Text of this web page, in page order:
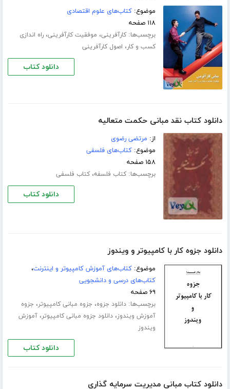
موضوع:کتاب‌های علوم اقتصادی
۱۱۸ صفحه
برچسب‌ها:کارآفرینی، موفقیت کارآفرینی،راه اندازی
کسب و کار، اصول کارآفرینی
دانلود کتاب
دانلود کتاب نقد مبانی حکمت متعالیه
از: مرتضی رضوی
موضوع:کتاب‌های فلسفی
۱۵۸ صفحه
برچسب‌ها:کتاب فلسفه،کتاب فلسفی
دانلود کتاب
دانلود جزوه کار با کامپیوتر و ویندوز
موضوع:کتاب‌های آموزش کامپیوتر و اینترنت،
کتاب‌های درسی و دانشجویی
۶۹ صفحه
برچسب‌ها:دانلود جزوه، جزوه مبانی کامپیوتر، جزوه
آموزش ویندوز،دانلود جزوه مبانی کامپیوتر،آموزش
ویندوز
دانلود کتاب
دانلود کتاب مبانی مدیریت سرمایه گذاری